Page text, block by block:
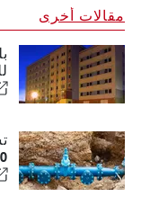
مقالات أخرى